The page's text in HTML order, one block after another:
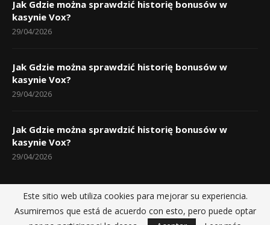
Jak Gdzie można sprawdzić historię bonusów w
kasynie Vox?
29/04/2026
Jak Gdzie można sprawdzić historię bonusów w
kasynie Vox?
29/04/2026
Jak Gdzie można sprawdzić historię bonusów w
kasynie Vox?
29/04/2026
Inicio Políticas de privacidad Sobre nosotros Contactos
Este sitio web utiliza cookies para mejorar su experiencia.
Asumiremos que está de acuerdo con esto, pero puede optar